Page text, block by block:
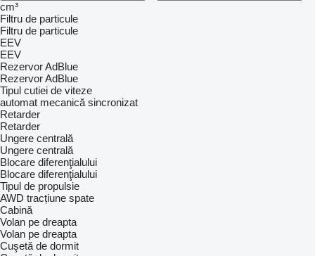
cm³
Filtru de particule
Filtru de particule
EEV
EEV
Rezervor AdBlue
Rezervor AdBlue
Tipul cutiei de viteze
automat mecanică sincronizat
Retarder
Retarder
Ungere centrală
Ungere centrală
Blocare diferenţialului
Blocare diferenţialului
Tipul de propulsie
AWD tracțiune spate
Cabină
Volan pe dreapta
Volan pe dreapta
Cuşetă de dormit